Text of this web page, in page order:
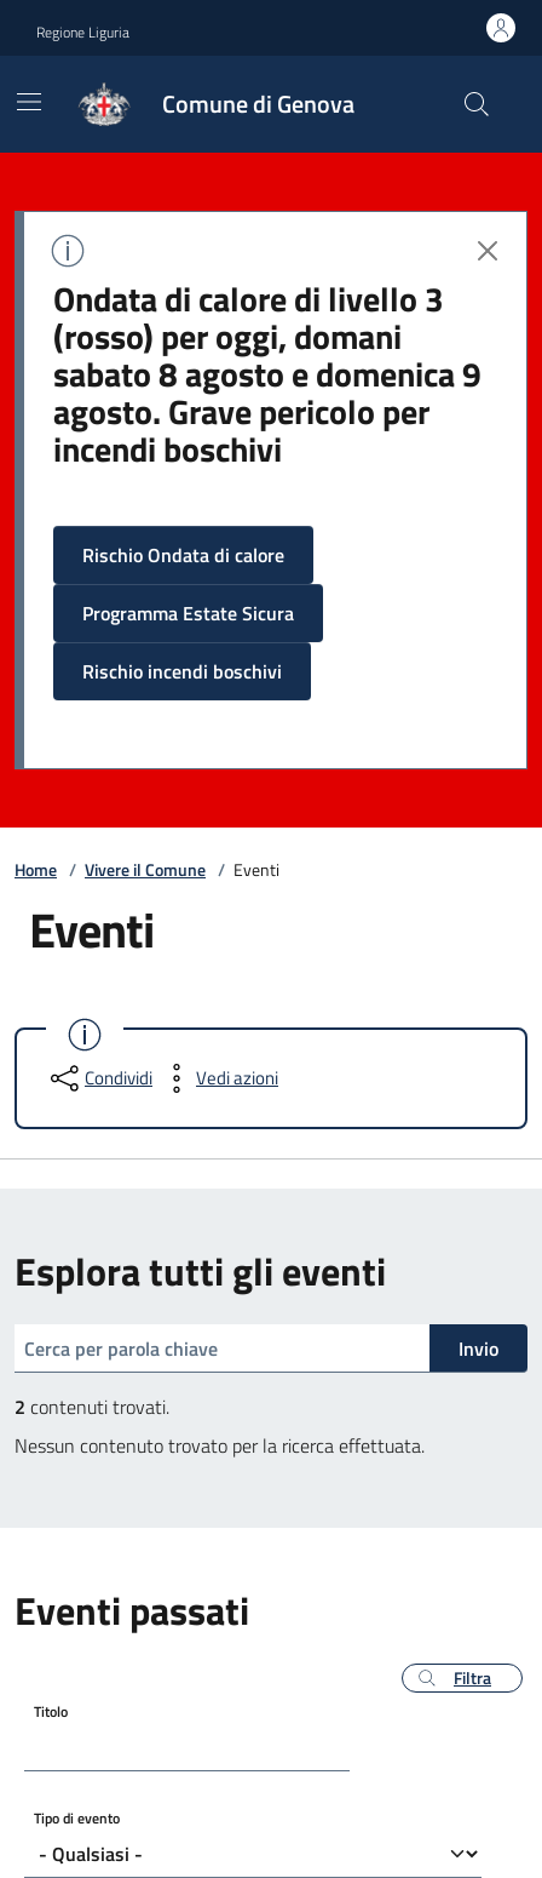
Regione Liguria
Comune di Genova
Ondata di calore di livello 3
(rosso) per oggi, domani
sabato 8 agosto e domenica 9
agosto. Grave pericolo per
incendi boschivi
Rischio Ondata di calore
Programma Estate Sicura
Rischio incendi boschivi
Home / Vivere il Comune / Eventi
Eventi
Condividi Vedi azioni
Esplora tutti gli eventi
cerca Invio
2 contenuti trovati.
Nessun contenuto trovato per la ricerca effettuata.
Eventi passati
Filtra
Titolo
Tipo di evento